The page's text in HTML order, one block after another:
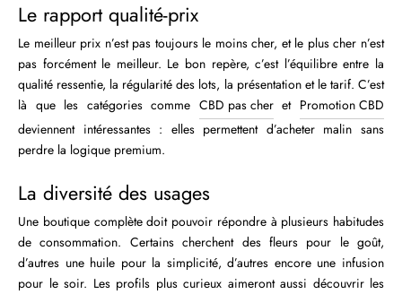
Le rapport qualité-prix
Le meilleur prix n’est pas toujours le moins cher, et le plus cher n’est
pas forcément le meilleur. Le bon repère, c’est l’équilibre entre la
qualité ressentie, la régularité des lots, la présentation et le tarif. C’est
là que les catégories comme CBD pas cheret Promotion CBD
deviennent intéressantes : elles permettent d’acheter malin sans
perdre la logique premium.
La diversité des usages
Une boutique complète doit pouvoir répondre à plusieurs habitudes
de consommation. Certains cherchent des fleurs pour le goût,
d’autres une huile pour la simplicité, d’autres encore une infusion
pour le soir. Les profils plus curieux aimeront aussi découvrir les